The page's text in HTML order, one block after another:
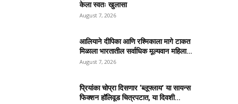
केला स्वतः खुलासा
August 7, 2026
आलियाने दीपिका आणि रश्मिकाला मागे टाकत
मिळाला भारतातील सर्वाधिक मूल्यवान महिला...
August 7, 2026
प्रियांका चोप्रा दिसणार ‘ब्लूफ्लाय’ या सायन्स
फिक्शन हॉलिवूड चित्रपटात, या दिवशी...